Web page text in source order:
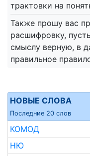
НОВЫЕ СЛОВА
Последние 20 слов
КОМОД
НЮ
трактовки на
Также прошу вас
расшифровку,
смыслу верную, в
правильное